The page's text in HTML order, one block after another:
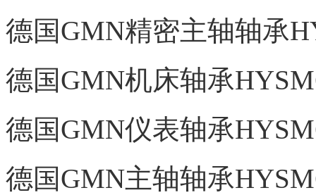
德国GMN精密主轴轴承
德国GMN机床轴承
德国GMN仪表轴承
德国GMN主轴轴承